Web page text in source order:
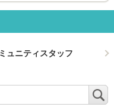
ュニティスタッフ